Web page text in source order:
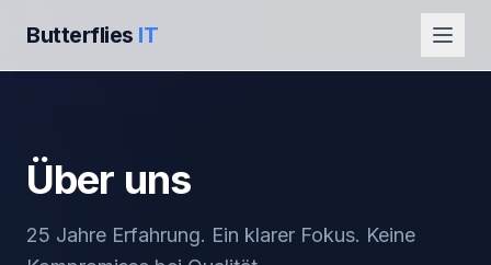
Butterflies IT
Über uns
25 Jahre Erfahrung. Ein klarer Fokus. Keine